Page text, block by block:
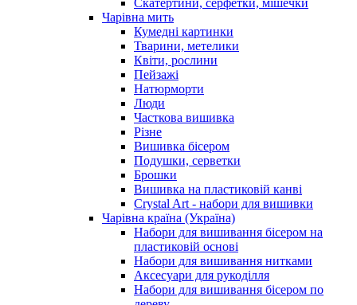
Чарiвна мить
Кумедні картинки
Тварини, метелики
Квіти, рослини
Пейзажі
Натюрморти
Люди
Часткова вишивка
Різне
Вишивка бісером
Подушки, серветки
Брошки
Вишивка на пластиковій канві
Crystal Art - набори для вишивки
Чарівна країна (Україна)
Набори для вишивання бісером на
пластиковій основі
Набори для вишивання нитками
Аксесуари для рукоділля
Набори для вишивання бісером по